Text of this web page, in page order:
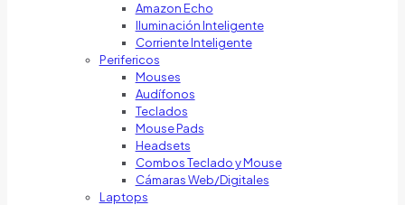
Amazon Echo
Iluminación Inteligente
Corriente Inteligente
Perifericos
Mouses
Audífonos
Teclados
Mouse Pads
Headsets
Combos Teclado y Mouse
Cámaras Web/Digitales
Laptops